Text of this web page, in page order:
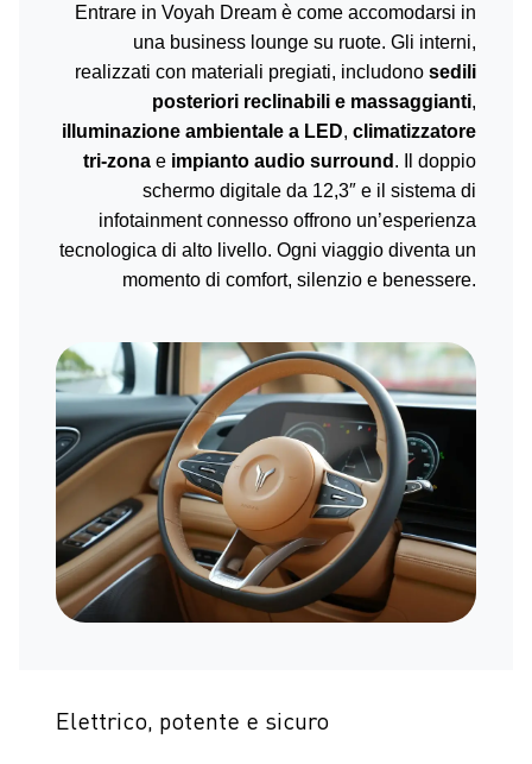
Entrare in Voyah Dream è come accomodarsi in
una business lounge su ruote. Gli interni,
realizzati con materiali pregiati, includono sedili
posteriori reclinabili e massaggianti,
illuminazione ambientale a LED, climatizzatore
tri-zona e impianto audio surround . Il doppio
schermo digitale da 12,3″ e il sistema di
infotainment connesso offrono un’esperienza
tecnologica di alto livello. Ogni viaggio diventa un
momento di comfort, silenzio e benessere.
Elettrico, potente e sicuro